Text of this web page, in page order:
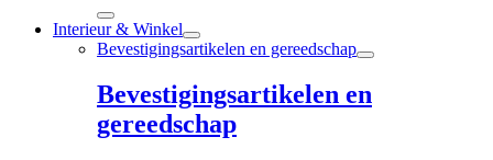
Interieur & Winkel
Bevestigingsartikelen en gereedschap
Bevestigingsartikelen en
gereedschap